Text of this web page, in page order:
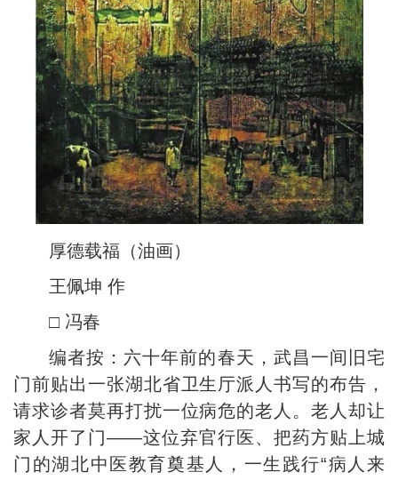
厚德载福（油画）
王佩坤 作
□ 冯春
编者按：六十年前的春天，武昌一间旧宅
门前贴出一张湖北省卫生厅派人书写的布告，
请求诊者莫再打扰一位病危的老人。老人却让
家人开了门——这位弃官行医、把药方贴上城
门的湖北中医教育奠基人，一生践行“病人来